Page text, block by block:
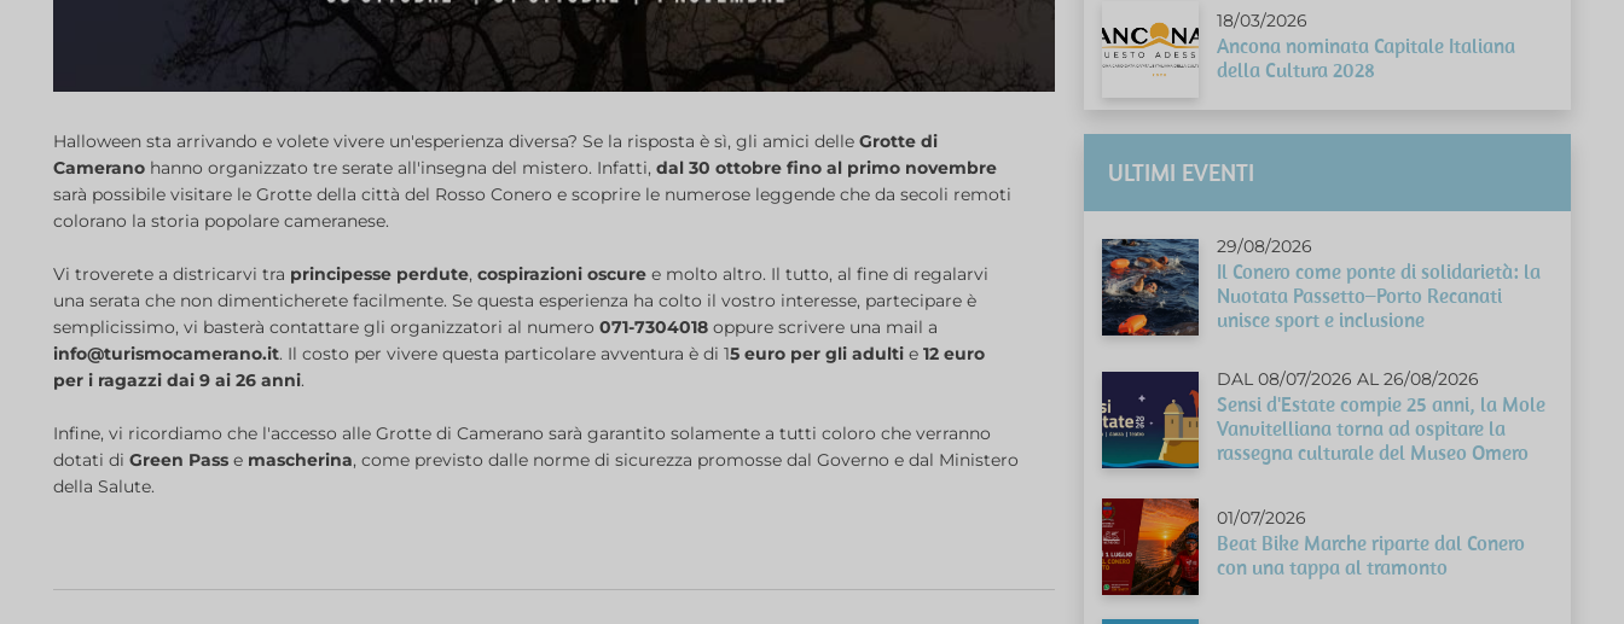
Halloween sta arrivando e volete vivere un'esperienza diversa? Se la risposta è sì, gli amici delle Grotte di
Camerano hanno organizzato tre serate all'insegna del mistero. Infatti, dal 30 ottobre fino al primo novembre
sarà possibile visitare le Grotte della città del Rosso Conero e scoprire le numerose leggende che da secoli remoti
colorano la storia popolare cameranese.
Vi troverete a districarvi tra principesse perdute, cospirazioni oscure e molto altro. Il tutto, al fine di regalarvi
una serata che non dimenticherete facilmente. Se questa esperienza ha colto il vostro interesse, partecipare è
semplicissimo, vi basterà contattare gli organizzatori al numero 071-7304018 oppure scrivere una mail a
info@turismocamerano.it. Il costo per vivere questa particolare avventura è di 15 euro per gli adulti e 12 euro
per i ragazzi dai 9 ai 26 anni.
Infine, vi ricordiamo che l'accesso alle Grotte di Camerano sarà garantito solamente a tutti coloro che verranno
dotati di Green Pass e mascherina, come previsto dalle norme di sicurezza promosse dal Governo e dal Ministero
della Salute.
18/03/2026
Ancona nominata Capitale Italiana
della Cultura 2028
ULTIMI EVENTI
29/08/2026
Il Conero come ponte di solidarietà: la
Nuotata Passetto–Porto Recanati
unisce sport e inclusione
DAL 08/07/2026 AL 26/08/2026
Sensi d'Estate compie 25 anni, la Mole
Vanvitelliana torna ad ospitare la
rassegna culturale del Museo Omero
01/07/2026
Beat Bike Marche riparte dal Conero
con una tappa al tramonto